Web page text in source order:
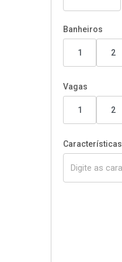
Banheiros
1 2
Vagas
1 2
Características